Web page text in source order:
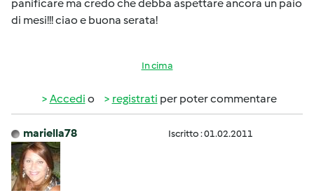
panificare ma credo che debba aspettare ancora un paio
di mesi!!! ciao e buona serata!
In cima
Accedi o registrati per poter commentare
mariella78 Iscritto : 01.02.2011